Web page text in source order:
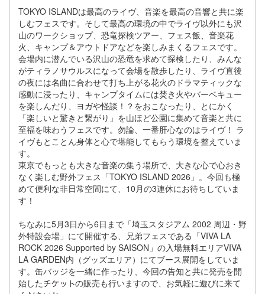
TOKYO ISLANDは最⾼のライヴ、⾳楽を最⾼の⾳響と共に楽
しむフェスです。そして最⾼の環境の中でライヴ以外にも沢
⼭のワークショップ、恐⻯探検ツアー、フェス飯、⾳楽花
⽕、キャンプ＆アウトドアなどを楽しみまくるフェスです。
会場内に潜んでいる沢⼭の恐⻯を求めて探検したり、みんな
がティラノサウルスになって会場を散歩したり、ライヴ直後
の夜には名曲に合わせて打ち上がる花⽕のドラマティックな
感動に浸ったり、キャンプタイムには焚き⽕やバーベキュー
を楽しんだり、ヨガや怪談！？をおこなったり、とにかく
「楽しいと驚きと繋がり」を⼭ほど公園に集めて⾳楽と共に
⾄福を味わうフェスです。勿論、⼀番肝⼼なのはライヴ！ ラ
イヴもとことん⾝体と⼼で堪能してもらう環境を整えていま
す。
東京でもっとも⼤きな⾳楽の集う場所で、⼤きな⼼で⼼おき
なく楽しむ野外フェス「TOKYO ISLAND 2026」。今回も極
めて便利な⾮⽇常空間にて、10⽉の3連休にお待ちしていま
す！
ちなみに5⽉3⽇から6⽇まで「埼⽟スタジアム 2002 周辺・野
外特設会場」にて開催する、兄弟フェスである「VIVA LA
ROCK 2026 Supported by SAISON」の⼊場無料エリアVIVA
LA GARDEN内（グッズエリア）にてブース展開をしていま
す。⽸バッジを⼀緒に作ったり、今回の告知と共に発売を開
始した
の販売も⾏いますので、お気軽に遊びに来て